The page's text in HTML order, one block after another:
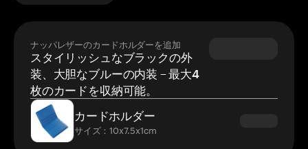
ナッパレザーのカードホルダーを追加
スタイリッシュなブラックの外
装、大胆なブルーの内装 – 最大4
枚のカードを収納可能。
カードホルダー
サイズ：10x7.5x1cm